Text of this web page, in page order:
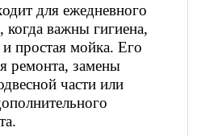
для ежедневного
когда важны гигиена,
и простая мойка. Его
ремонта, замены
части или